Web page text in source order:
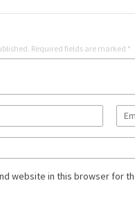
Required fields are marked *
website in this browser for